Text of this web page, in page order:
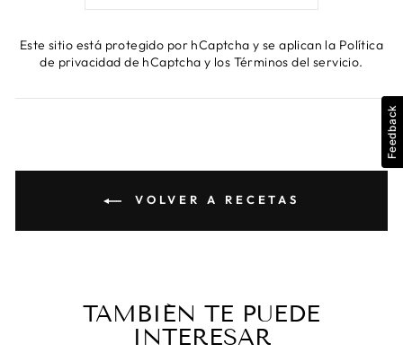
Este sitio está protegido por hCaptcha y se aplican la Política
de privacidad de hCaptchay los Términos del servicio.
VOLVER A RECETAS
TAMBIÉN TE PUEDE
INTERESAR
Feedback